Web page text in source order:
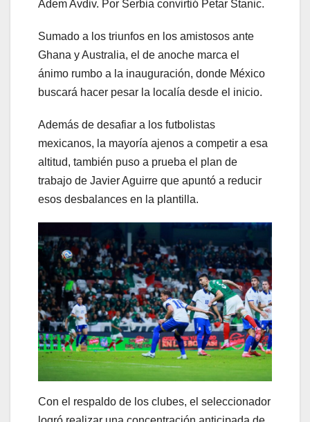
Adem Avdiv. Por Serbia convirtió Petar Stanic.
Sumado a los triunfos en los amistosos ante
Ghana y Australia, el de anoche marca el
ánimo rumbo a la inauguración, donde México
buscará hacer pesar la localía desde el inicio.
Además de desafiar a los futbolistas
mexicanos, la mayoría ajenos a competir a esa
altitud, también puso a prueba el plan de
trabajo de Javier Aguirre que apuntó a reducir
esos desbalances en la plantilla.
Con el respaldo de los clubes, el seleccionador